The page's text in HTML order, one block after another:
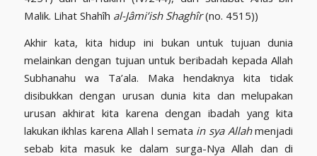
Malik. Lihat Shahîh al-Jâmi’ish Shaghîr(no. 4515))
Akhir kata, kita hidup ini bukan untuk tujuan dunia
melainkan dengan tujuan untuk beribadah kepada Allah
Subhanahu wa Ta’ala. Maka hendaknya kita tidak
disibukkan dengan urusan dunia kita dan melupakan
urusan akhirat kita karena dengan ibadah yang kita
lakukan ikhlas karena Allah l semata in sya Allahmenjadi
sebab kita masuk ke dalam surga-Nya Allah dan di